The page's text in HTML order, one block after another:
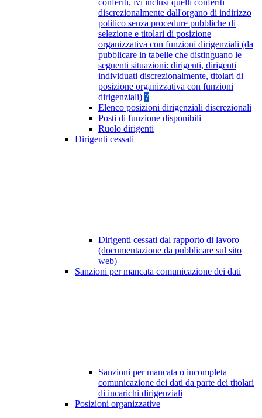
conferiti, ivi inclusi quelli conferiti
discrezionalmente dall'organo di indirizzo
politico senza procedure pubbliche di
selezione e titolari di posizione
organizzativa con funzioni dirigenziali (da
pubblicare in tabelle che distinguano le
seguenti situazioni: dirigenti, dirigenti
individuati discrezionalmente, titolari di
posizione organizzativa con funzioni
dirigenziali) 7
Elenco posizioni dirigenziali discrezionali
Posti di funzione disponibili
Ruolo dirigenti
Dirigenti cessati
Dirigenti cessati dal rapporto di lavoro
(documentazione da pubblicare sul sito
web)
Sanzioni per mancata comunicazione dei dati
Sanzioni per mancata o incompleta
comunicazione dei dati da parte dei titolari
di incarichi dirigenziali
Posizioni organizzative